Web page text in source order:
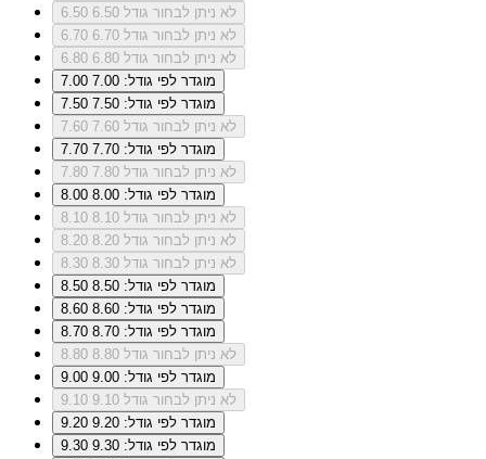
6.50
לא ניתן לבחור גודל 6.50
6.70
לא ניתן לבחור גודל 6.70
6.80
לא ניתן לבחור גודל 6.80
7.00
מוגדר לפי גודל: 7.00
7.50
מוגדר לפי גודל: 7.50
7.60
לא ניתן לבחור גודל 7.60
7.70
מוגדר לפי גודל: 7.70
7.80
לא ניתן לבחור גודל 7.80
8.00
מוגדר לפי גודל: 8.00
8.10
לא ניתן לבחור גודל 8.10
8.20
לא ניתן לבחור גודל 8.20
8.30
לא ניתן לבחור גודל 8.30
8.50
מוגדר לפי גודל: 8.50
8.60
מוגדר לפי גודל: 8.60
8.70
מוגדר לפי גודל: 8.70
8.80
לא ניתן לבחור גודל 8.80
9.00
מוגדר לפי גודל: 9.00
9.10
לא ניתן לבחור גודל 9.10
9.20
מוגדר לפי גודל: 9.20
9.30
מוגדר לפי גודל: 9.30